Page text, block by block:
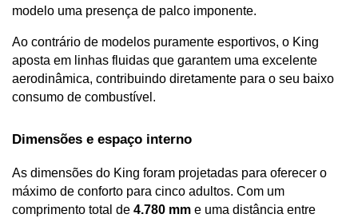
modelo uma presença de palco imponente.
Ao contrário de modelos puramente esportivos, o King
aposta em linhas fluidas que garantem uma excelente
aerodinâmica, contribuindo diretamente para o seu baixo
consumo de combustível.
Dimensões e espaço interno
As dimensões do King foram projetadas para oferecer o
máximo de conforto para cinco adultos. Com um
comprimento total de 4.780 mm e uma distância entre